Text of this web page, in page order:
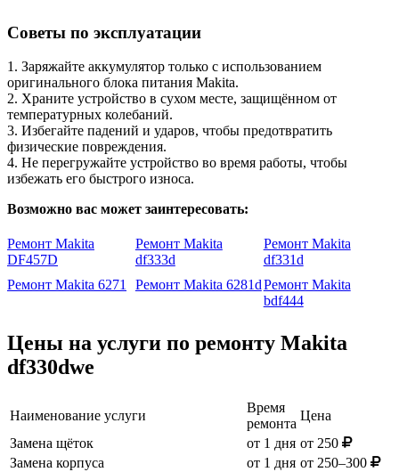
Советы по эксплуатации
1. Заряжайте аккумулятор только с использованием
оригинального блока питания Makita.
2. Храните устройство в сухом месте, защищённом от
температурных колебаний.
3. Избегайте падений и ударов, чтобы предотвратить
физические повреждения.
4. Не перегружайте устройство во время работы, чтобы
избежать его быстрого износа.
Возможно вас может заинтересовать:
Ремонт Makita
DF457D
Ремонт Makita
df333d
Ремонт Makita
df331d
Ремонт Makita 6271
Ремонт Makita 6281dРемонт Makita
bdf444
Цены на услуги по ремонту Makita
df330dwe
Наименование услуги
Время
ремонта
Цена
Замена щёток
от 1 дня от 250
Замена корпуса
от 1 дня от 250–300